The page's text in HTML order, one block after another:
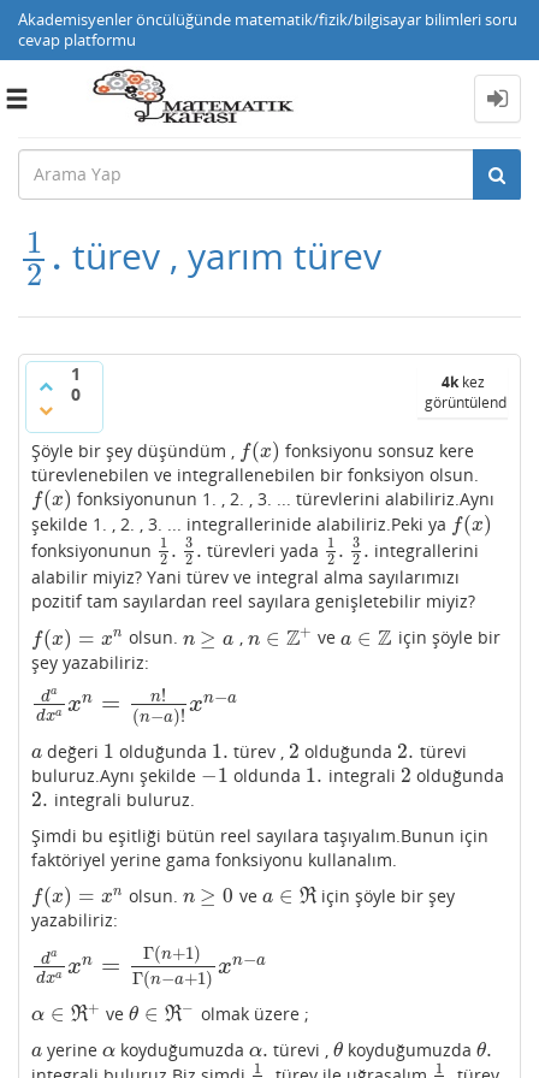
Akademisyenler öncülüğünde matematik/fizik/bilgisayar bilimleri soru
cevap platformu
Toggle
1
2 .
12. türev , yarım türev
1
0
4kkez
görüntülendi
Şöyle bir şey düşündüm , f(x)
f(x)
fonksiyonu sonsuz kere
türevlenebilen ve integrallenebilen bir fonksiyon olsun.
f(x)
f(x)
fonksiyonunun 1. , 2. , 3. ... türevlerini alabiliriz.Aynı
şekilde 1. , 2. , 3. ... integrallerinide alabiliriz.Peki ya f(x)
f(x)
fonksiyonunun
1
2 .
12 3
2 .
32. türevleri yada
1
2 .
12. 3
2 .
32. integrallerini
alabilir miyiz? Yani türev ve integral alma sayılarımızı
pozitif tam sayılardan reel sayılara genişletebilir miyiz?
f(x) = xn
f(x)=x n olsun. n ≥ a
n≥a ,n ∈ Z+
n∈Z + vea ∈ Z
a∈Z
için şöyle bir
şey yazabiliriz:
da
dxa xn = n!
(n−a)! xn−a
dadxaxn =n n−a)!xn−a
a
adeğeri 1
1 olduğunda 1.
1. türev , 2
2 olduğunda 2.
2. türevi
buluruz.Aynı şekilde −1
−1 oldunda 1.
1. integrali 2
2 olduğunda
2.
2. integrali buluruz.
Şimdi bu eşitliği bütün reel sayılara taşıyalım.Bunun için
faktöriyel yerine gama fonksiyonu kullanalım.
f(x) = xn
f(x)=x n olsun. n ≥ 0
n≥0 vea ∈ R
a∈ℜ
için şöyle bir şey
yazabiliriz:
da
dxa xn = Γ(n+1)
Γ(n−a+1) xn−a
dadxaxn =Γ( n+1)Γ(n−a+1)xn−a
α ∈ R+
α∈ℜ + veθ ∈ R−
θ ∈ℜ− olmak üzere ;
a
ayerine α
α koyduğumuzdaα.
α. türevi ,θ
θ koyduğumuzdaθ.
θ.
1
1